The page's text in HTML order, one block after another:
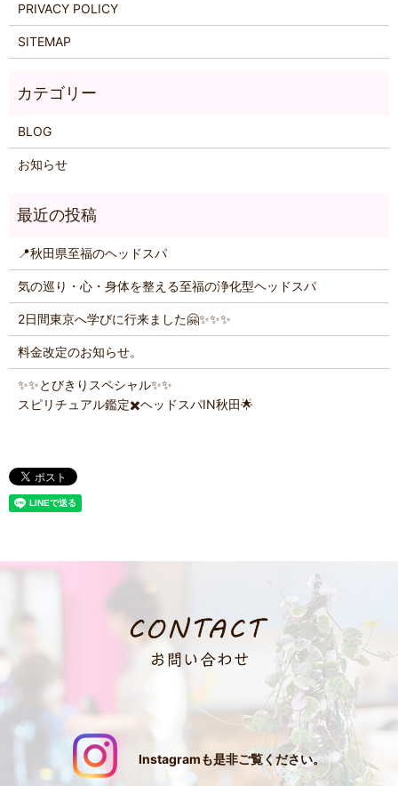
PRIVACY POLICY
SITEMAP
BLOG
お知らせ
📍秋田県至福のヘッドスパ
気の巡り・心・身体を整える至福の浄化型ヘッドスパ
2日間東京へ学びに行来ました🤗✨️✨️✨️
料金改定のお知らせ。
✨️✨️とびきりスペシャル✨️✨️
スピリチュアル鑑定✖️ヘッドスパIN秋田🌟
Instagramも是非ご覧ください。